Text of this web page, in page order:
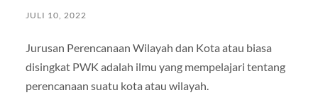
JULI 10, 2022
Jurusan Perencanaan Wilayah dan Kota atau biasa
disingkat PWK adalah ilmu yang mempelajari tentang
perencanaan suatu kota atau wilayah.